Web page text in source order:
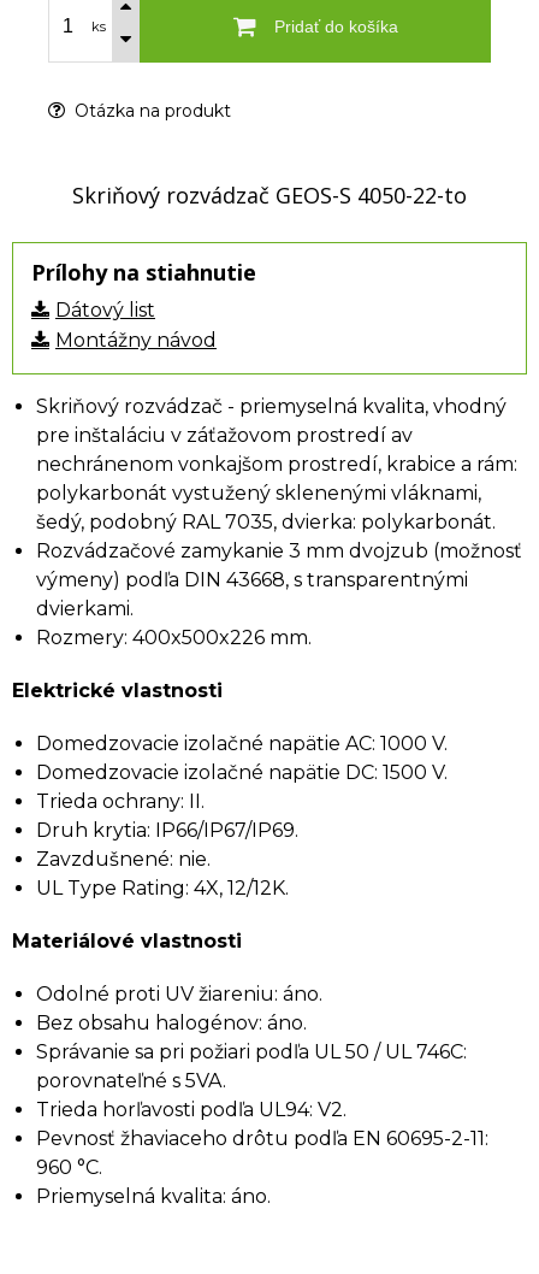
ks Pridať do košíka
Otázka na produkt
Skriňový rozvádzač GEOS-S 4050-22-to
Prílohy na stiahnutie
Dátový list
Montážny návod
Skriňový rozvádzač - priemyselná kvalita, vhodný
pre inštaláciu v záťažovom prostredí av
nechránenom vonkajšom prostredí, krabice a rám:
polykarbonát vystužený sklenenými vláknami,
šedý, podobný RAL 7035, dvierka: polykarbonát.
Rozvádzačové zamykanie 3 mm dvojzub (možnosť
výmeny) podľa DIN 43668, s transparentnými
dvierkami.
Rozmery: 400x500x226 mm.
Elektrické vlastnosti
Domedzovacie izolačné napätie AC: 1000 V.
Domedzovacie izolačné napätie DC: 1500 V.
Trieda ochrany: II.
Druh krytia: IP66/IP67/IP69.
Zavzdušnené: nie.
UL Type Rating: 4X, 12/12K.
Materiálové vlastnosti
Odolné proti UV žiareniu: áno.
Bez obsahu halogénov: áno.
Správanie sa pri požiari podľa UL 50 / UL 746C:
porovnateľné s 5VA.
Trieda horľavosti podľa UL94: V2.
Pevnosť žhaviaceho drôtu podľa EN 60695-2-11:
960 °C.
Priemyselná kvalita: áno.